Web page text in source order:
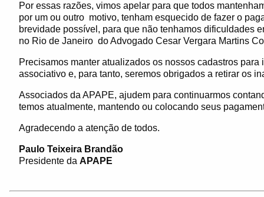
Por essas razões, vimos apelar para que todos
por um ou outro motivo, tenham esquecido de fazer o
brevidade possível, para que não tenhamos dificuldades
no Rio de Janeiro do Advogado Cesar Vergara Martins
Precisamos manter atualizados os nossos cadastros
associativo e, para tanto, seremos obrigados a retirar os
Associados da APAPE, ajudem para continuarmos
temos atualmente, mantendo ou colocando seus
Agradecendo a atenção de todos.
Paulo Teixeira Brandão
Presidente da APAPE